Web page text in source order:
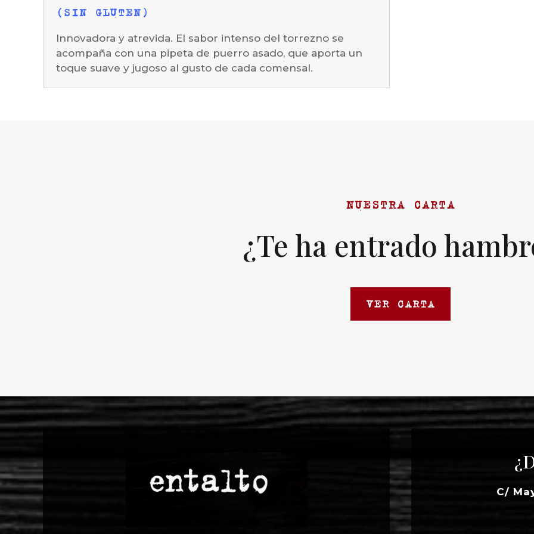
(SIN GLUTEN)
Innovadora y atrevida. El sabor intenso del torrezno se
acompaña con una pipeta de puerro asado, que aporta un
toque suave y jugoso al gusto de cada comensal.
NUESTRA CARTA
¿Te ha entrado
VER CARTA
C/